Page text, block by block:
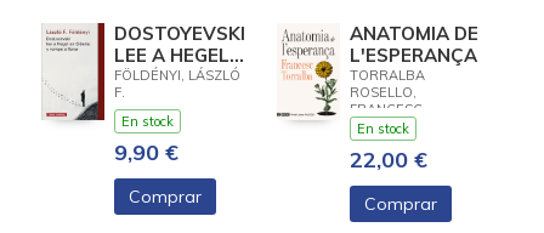
DOSTOYEVSKI
LEE A HEGEL
EN SIBERIA Y
ROMPE A
LLORA
FÖLDÉNYI, LÁSZLÓ
F.
En stock
9,90 €
Comprar
ANATOMIA DE
L'ESPERANÇA
TORRALBA
ROSELLO,
FRANCESC
En stock
22,00 €
Comprar